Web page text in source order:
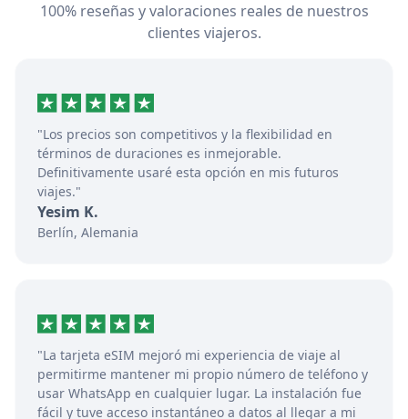
100% reseñas y valoraciones reales de nuestros
clientes viajeros.
"Los precios son competitivos y la flexibilidad en
términos de duraciones es inmejorable.
Definitivamente usaré esta opción en mis futuros
viajes."
Yesim K.
Berlín, Alemania
"La tarjeta eSIM mejoró mi experiencia de viaje al
permitirme mantener mi propio número de teléfono y
usar WhatsApp en cualquier lugar. La instalación fue
fácil y tuve acceso instantáneo a datos al llegar a mi